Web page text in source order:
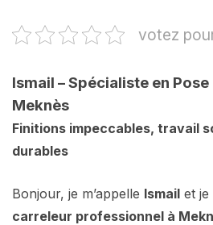
votez
Ismail – Spécialiste en
Meknès
Finitions impeccables, travail
durables
Bonjour, je m’appelle Ismail et je
carreleur professionnel à